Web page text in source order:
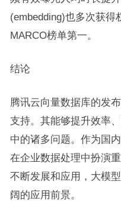
(embedding)也多次获得
MARCO榜单第一。
结论
腾讯云向量数据库的发
支持。其能够提升效率
中的诸多问题。作为国
在企业数据处理中扮演
不断发展和应用，大模
阔的应用前景。